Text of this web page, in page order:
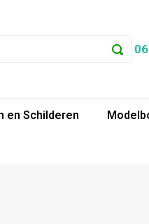
en Schilderen